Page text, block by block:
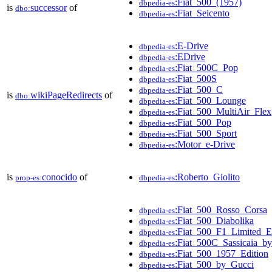
is dbo:successorof dbpedia-es
dbpedia-es:Fiat_Seicento
is dbo:wikiPageRedirects of
dbpedia-es:E-Drive
dbpedia-es:EDrive
dbpedia-es:Fiat_500C_Pop
dbpedia-es:Fiat_500S
dbpedia-es:Fiat_500_C
dbpedia-es:Fiat_500_Lounge
dbpedia-es:Fiat_500_MultiAir_Flex
dbpedia-es:Fiat_500_Pop
dbpedia-es:Fiat_500_Sport
dbpedia-es:Motor_e-Drive
is prop-es:conocido of dbpedia-es:Roberto_Giolito
dbpedia-es:Fiat_500_Rosso_Corsa
dbpedia-es:Fiat_500_Diabolika
dbpedia-es
dbpedia-es
dbpedia-es:Fiat_500_1957_Edition
dbpedia-es:Fiat_500_by_Gucci